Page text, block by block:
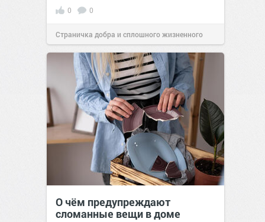
0 0
Страничка добра и сплошного жизненного
позитива!12:2522 окт 2021
О чём предупреждают
сломанные вещи в доме